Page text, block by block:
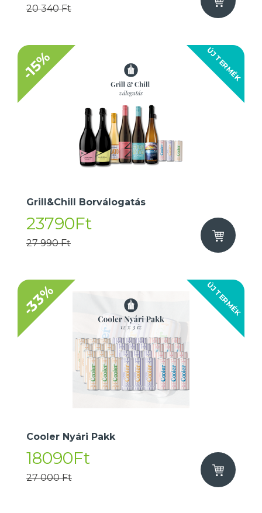
20 340 Ft
ÚJ TERMÉK
-15%
Grill&Chill Borválogatás
23790Ft
27 990 Ft
ÚJ TERMÉK
-33%
Cooler Nyári Pakk
18090Ft
27 000 Ft